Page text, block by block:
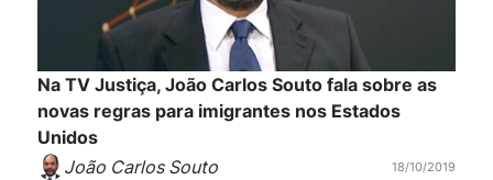
Na TV Justiça, João Carlos Souto fala sobre as
novas regras para imigrantes nos Estados
Unidos
João Carlos Souto
18/10/2019